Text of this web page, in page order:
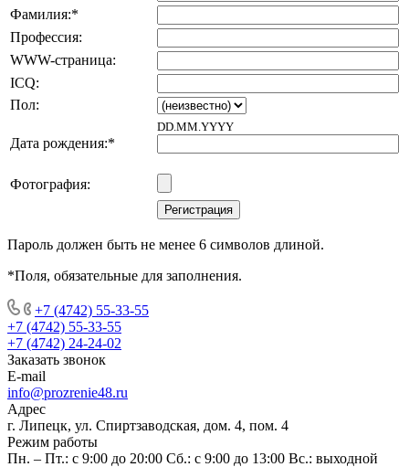
Фамилия:*
Профессия:
WWW-страница:
ICQ:
Пол:
Дата рождения:*
DD.MM.YYYY
Фотография:
Пароль должен быть не менее 6 символов длиной.
*Поля, обязательные для заполнения.
+7 (4742) 55-33-55
+7 (4742) 55-33-55
+7 (4742) 24-24-02
Заказать звонок
E-mail
info@prozrenie48.ru
Адрес
г. Липецк, ул. Спиртзаводская, дом. 4, пом. 4
Режим работы
Пн. – Пт.: с 9:00 до 20:00 Сб.: с 9:00 до 13:00 Вс.: выходной